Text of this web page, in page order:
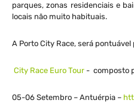
parques, zonas residenciais e
locais não muito habituais.
A Porto City Race, será
City Race Euro Tour ​- composto
05-06 Setembro – Antuérpia –